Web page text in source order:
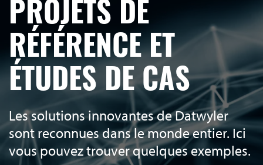
PROJETS DE
RÉFÉRENCE ET
ÉTUDES DE CAS
Les solutions innovantes de Datwyler
sont reconnues dans le monde entier. Ici
vous pouvez trouver quelques exemples.